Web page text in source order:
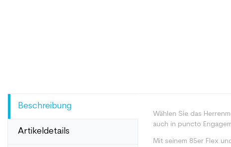
Beschreibung
Artikeldetails
Wählen Sie das
auch in puncto
Mit seinem 85er Flex